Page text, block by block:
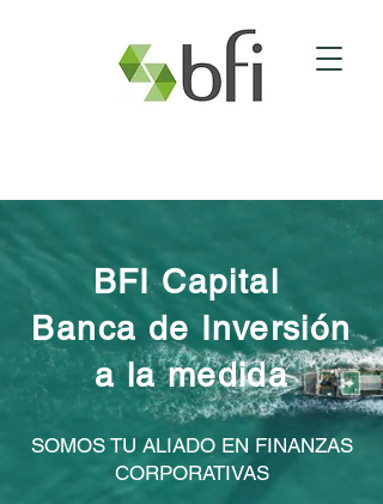
BFI Capital
Banca de Inversión
a la medida
SOMOS TU ALIADO EN FINANZAS
CORPORATIVAS